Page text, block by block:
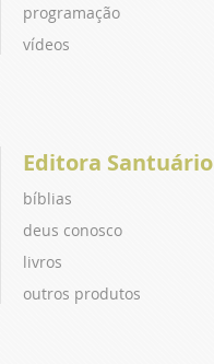
programação
vídeos
Editora Santuário
bíblias
deus conosco
livros
outros produtos